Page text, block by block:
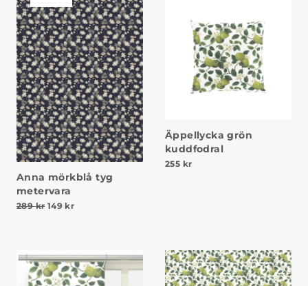
Anna mörkblå tyg
metervara
289kr Det ursprungliga priset var: 289 kr.
149 krDet nuvarande priset är: 149 kr.
Äppellycka grön
kuddfodral
255 kr